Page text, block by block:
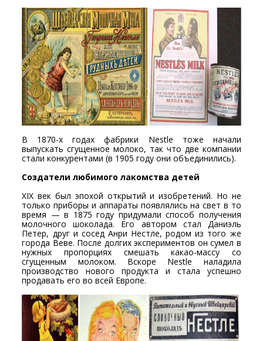
В 1870-х годах фабрики Nestle тоже начали
выпускать сгущенное молоко, так что две компании
стали конкурентами (в 1905 году они объединились).
Создатели любимого лакомства детей
XIX век был эпохой открытий и изобретений. Но не
только приборы и аппараты появлялись на свет в то
время — в 1875 году придумали способ получения
молочного шоколада. Его автором стал Даниэль
Петер, друг и сосед Анри Нестле, родом из того же
города Веве. После долгих экспериментов он сумел в
нужных пропорциях смешать какао-массу со
сгущенным молоком. Вскоре Nestle наладила
производство нового продукта и стала успешно
продавать его во всей Европе.